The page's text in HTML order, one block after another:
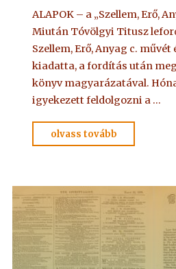
ALAPOK – a „Szellem, Erő,
Miután Tóvölgyi Titusz
Szellem, Erő, Anyag c. művét
kiadatta, a fordítás után
könyv magyarázatával.
igyekezett feldolgozni a …
olvass tovább
–
Erő,
Anyag
6."